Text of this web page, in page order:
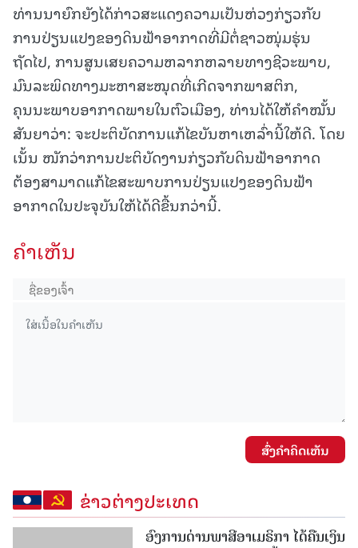
ທ່ານນາຍົກຍັງໄດ້ກ່າວສະແດງຄວາມເປັນຫ່ວງກ່ຽວກັບ
ການປ່ຽນແປງຂອງດິນຟ້າອາກາດທີ່ມີຕໍ່ຊາວໜຸ່ມຮຸ່ນ
ຖັດໄປ, ການສູນເສຍຄວາມຫລາກຫລາຍທາງຊີວະພາບ,
ມົນລະພິດທາງມະຫາສະໝຸດທີ່ເກີດຈາກພາສຕິກ,
ຄຸນນະພາບອາກາດພາຍໃນຕົວເມືອງ, ທ່ານໄດ້ໃຫ້ຄຳໝັ້ນ
ສັນຍາວ່າ: ຈະປະຕິບັດການແກ້ໄຂບັນຫາເຫລົ່ານີ້ໃຫ້ດີ. ໂດຍ
ເນັ້ນ ໜັກວ່າການປະຕິບັດງານກ່ຽວກັບດິນຟ້າອາກາດ
ຕ້ອງສາມາດແກ້ໄຂສະພາບການປ່ຽນແປງຂອງດິນຟ້າ
ອາກາດໃນປະຈຸບັນໃຫ້ໄດ້ດີຂື້ນກວ່ານີ້.
ຄໍາເຫັນ
ສົ່ງຄໍາຄິດເຫັນ
ຂ່າວຕ່າງປະເທດ
ອົງການດ່ານພາສີອາເມຣິກາ ໄດ້ຄືນເງິນ